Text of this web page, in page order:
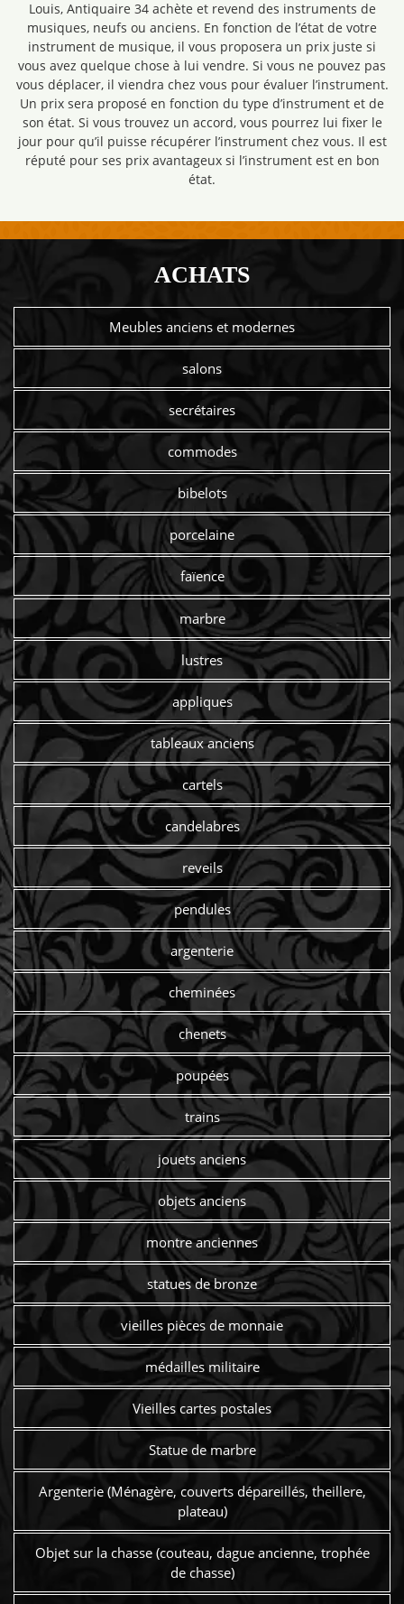
Louis, Antiquaire 34 achète et revend des instruments de
musiques, neufs ou anciens. En fonction de l’état de votre
instrument de musique, il vous proposera un prix juste si
vous avez quelque chose à lui vendre. Si vous ne pouvez pas
vous déplacer, il viendra chez vous pour évaluer l’instrument.
Un prix sera proposé en fonction du type d’instrument et de
son état. Si vous trouvez un accord, vous pourrez lui fixer le
jour pour qu’il puisse récupérer l’instrument chez vous. Il est
réputé pour ses prix avantageux si l’instrument est en bon
état.
ACHATS
Meubles anciens et modernes
salons
secrétaires
commodes
bibelots
porcelaine
faïence
marbre
lustres
appliques
tableaux anciens
cartels
candelabres
reveils
pendules
argenterie
cheminées
chenets
poupées
trains
jouets anciens
objets anciens
montre anciennes
statues de bronze
vieilles pièces de monnaie
médailles militaire
Vieilles cartes postales
Statue de marbre
Argenterie (Ménagère, couverts dépareillés, theillere,
plateau)
Objet sur la chasse (couteau, dague ancienne, trophée
de chasse)